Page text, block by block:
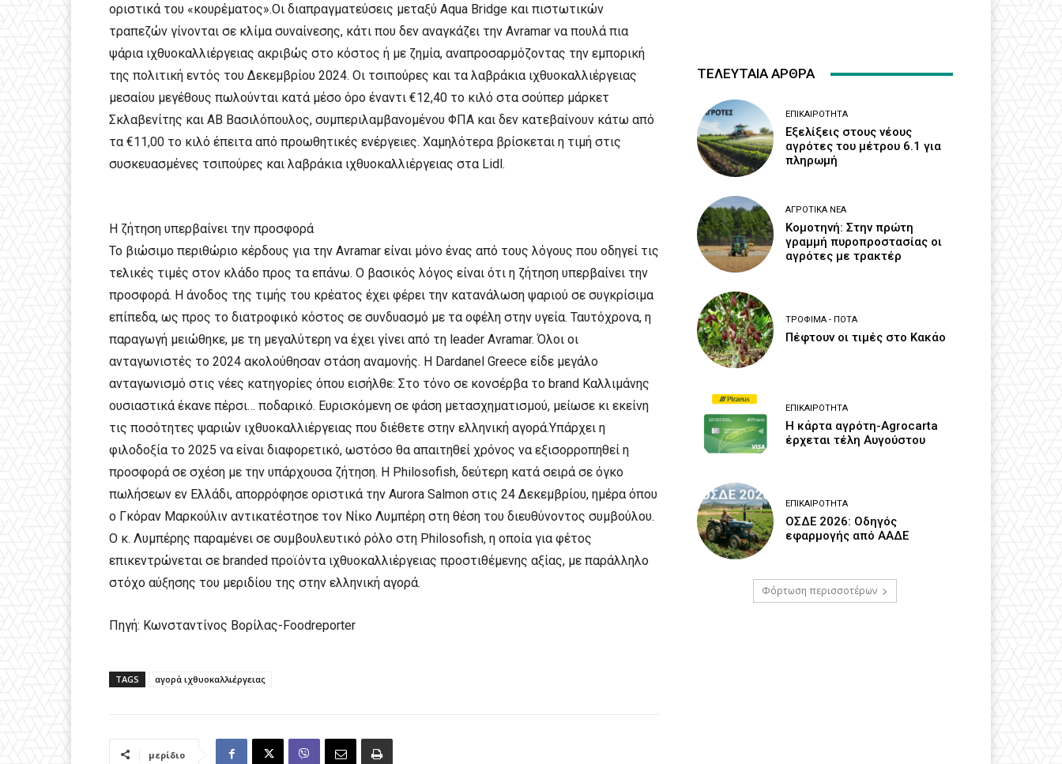
οριστικά του «κουρέματος».Οι διαπραγματεύσεις μεταξύ Aqua Bridge και πιστωτικών
τραπεζών γίνονται σε κλίμα συναίνεσης, κάτι που δεν αναγκάζει την Avramar να πουλά πια
ψάρια ιχθυοκαλλιέργειας ακριβώς στο κόστος ή με ζημία, αναπροσαρμόζοντας την εμπορική
της πολιτική εντός του Δεκεμβρίου 2024. Οι τσιπούρες και τα λαβράκια ιχθυοκαλλιέργειας
μεσαίου μεγέθους πωλούνται κατά μέσο όρο έναντι €12,40 το κιλό στα σούπερ μάρκετ
Σκλαβενίτης και ΑΒ Βασιλόπουλος, συμπεριλαμβανομένου ΦΠΑ και δεν κατεβαίνουν κάτω από
τα €11,00 το κιλό έπειτα από προωθητικές ενέργειες. Χαμηλότερα βρίσκεται η τιμή στις
συσκευασμένες τσιπούρες και λαβράκια ιχθυοκαλλιέργειας στα Lidl.
Η ζήτηση υπερβαίνει την προσφορά
Το βιώσιμο περιθώριο κέρδους για την Avramar είναι μόνο ένας από τους λόγους που οδηγεί τις
τελικές τιμές στον κλάδο προς τα επάνω. Ο βασικός λόγος είναι ότι η ζήτηση υπερβαίνει την
προσφορά. Η άνοδος της τιμής του κρέατος έχει φέρει την κατανάλωση ψαριού σε συγκρίσιμα
επίπεδα, ως προς το διατροφικό κόστος σε συνδυασμό με τα οφέλη στην υγεία. Ταυτόχρονα, η
παραγωγή μειώθηκε, με τη μεγαλύτερη να έχει γίνει από τη leader Avramar. Όλοι οι
ανταγωνιστές το 2024 ακολούθησαν στάση αναμονής. Η Dardanel Greece είδε μεγάλο
ανταγωνισμό στις νέες κατηγορίες όπου εισήλθε: Στο τόνο σε κονσέρβα το brand Καλλιμάνης
ουσιαστικά έκανε πέρσι… ποδαρικό. Ευρισκόμενη σε φάση μετασχηματισμού, μείωσε κι εκείνη
τις ποσότητες ψαριών ιχθυοκαλλιέργειας που διέθετε στην ελληνική αγορά.Υπάρχει η
φιλοδοξία το 2025 να είναι διαφορετικό, ωστόσο θα απαιτηθεί χρόνος να εξισορροπηθεί η
προσφορά σε σχέση με την υπάρχουσα ζήτηση. Η Philosofish, δεύτερη κατά σειρά σε όγκο
πωλήσεων εν Ελλάδι, απορρόφησε οριστικά την Aurora Salmon στις 24 Δεκεμβρίου, ημέρα όπου
ο Γκόραν Μαρκούλιν αντικατέστησε τον Νίκο Λυμπέρη στη θέση του διευθύνοντος συμβούλου.
Ο κ. Λυμπέρης παραμένει σε συμβουλευτικό ρόλο στη Philosofish, η οποία για φέτος
επικεντρώνεται σε branded προϊόντα ιχθυοκαλλιέργειας προστιθέμενης αξίας, με παράλληλο
στόχο αύξησης του μεριδίου της στην ελληνική αγορά.
Πηγή: Κωνσταντίνος Βορίλας-Foodreporter
TAGS αγορά ιχθυοκαλλιέργειας
μερίδιο
ΤΕΛΕΥΤΑΙΑ ΑΡΘΡΑ
ΕΠΙΚΑΙΡΌΤΗΤΑ
Εξελίξεις στους νέους
αγρότες του μέτρου 6.1 για
πληρωμή
ΑΓΡΟΤΙΚΆ ΝΈΑ
Κομοτηνή: Στην πρώτη
γραμμή πυροπροστασίας οι
αγρότες με τρακτέρ
ΤΡΌΦΙΜΑ - ΠΟΤΆ
Πέφτουν οι τιμές στο Κακάο
ΕΠΙΚΑΙΡΌΤΗΤΑ
Η κάρτα αγρότη-Agrocarta
έρχεται τέλη Αυγούστου
ΕΠΙΚΑΙΡΌΤΗΤΑ
ΟΣΔΕ 2026: Οδηγός
εφαρμογής από ΑΑΔΕ
Φόρτωση περισσοτέρων